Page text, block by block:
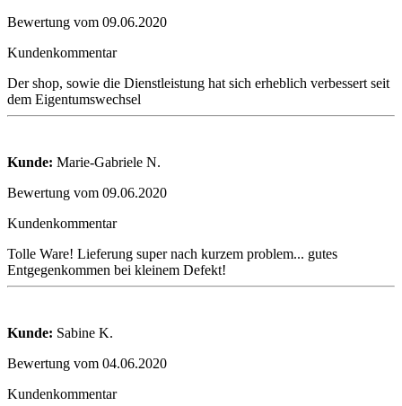
Bewertung vom 09.06.2020
Kundenkommentar
Der shop, sowie die Dienstleistung hat sich erheblich verbessert seit
dem Eigentumswechsel
Kunde: Marie-Gabriele N.
Bewertung vom 09.06.2020
Kundenkommentar
Tolle Ware! Lieferung super nach kurzem problem... gutes
Entgegenkommen bei kleinem Defekt!
Kunde: Sabine K.
Bewertung vom 04.06.2020
Kundenkommentar